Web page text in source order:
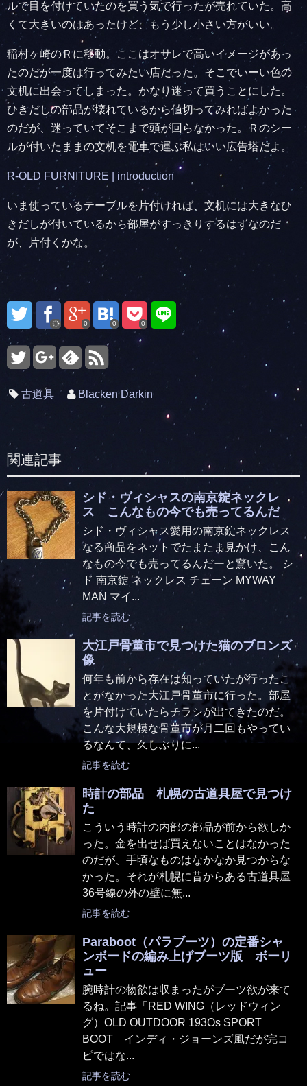
ルで目を付けていたのを買う気で行ったが売れていた。高
くて大きいのはあったけど、もう少し小さい方がいい。
稲村ヶ崎のＲに移動。ここはオサレで高いイメージがあっ
たのだが一度は行ってみたい店だった。そこでいーい色の
文机に出会ってしまった。かなり迷って買うことにした。
ひきだしの部品が壊れているから値切ってみればよかった
のだが、迷っていてそこまで頭が回らなかった。Ｒのシー
ルが付いたままの文机を電車で運ぶ私はいい広告塔だよ。
R-OLD FURNITURE | introduction
いま使っているテーブルを片付ければ、文机には大きなひ
きだしが付いているから部屋がすっきりするはずなのだ
が、片付くかな。
0 0 0
古道具 Blacken Darkin
関連記事
シド・ヴィシャスの南京錠ネックレ
ス こんなもの今でも売ってるんだ
シド・ヴィシャス愛用の南京錠ネックレス
なる商品をネットでたまたま見かけ、こん
なもの今でも売ってるんだーと驚いた。 シ
ド 南京錠 ネックレス チェーン MYWAY
MAN マイ...
記事を読む
大江戸骨董市で見つけた猫のブロンズ
像
何年も前から存在は知っていたが行ったこ
とがなかった大江戸骨董市に行った。部屋
を片付けていたらチラシが出てきたのだ。
こんな大規模な骨董市が月二回もやってい
るなんて、久しぶりに...
記事を読む
時計の部品 札幌の古道具屋で見つけ
た
こういう時計の内部の部品が前から欲しか
った。金を出せば買えないことはなかった
のだが、手頃なものはなかなか見つからな
かった。それが札幌に昔からある古道具屋
36号線の外の壁に無...
記事を読む
Paraboot（パラブーツ）の定番シャ
ンボードの編み上げブーツ版 ボーリ
ュー
腕時計の物欲は収まったがブーツ欲が来て
るね。記事「RED WING（レッドウィン
グ）OLD OUTDOOR 193Os SPORT
BOOT インディ・ジョーンズ風だが完コ
ピではな...
記事を読む